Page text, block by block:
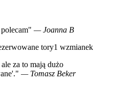
— Joanna B
tory1 wzmianek
za to mają dużo
— Tomasz Beker